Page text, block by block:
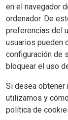
en el navegador
ordenador. De
preferencias del
usuarios pueden
configuración de
bloquear el uso
Si desea obtener
utilizamos y
política de